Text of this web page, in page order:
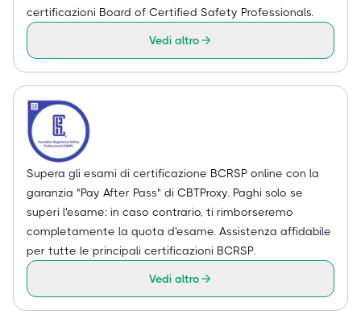
certificazioni Board of Certified Safety Professionals.
Vedi altro
Supera gli esami di certificazione BCRSP online con la
garanzia "Pay After Pass" di CBTProxy. Paghi solo se
superi l'esame: in caso contrario, ti rimborseremo
completamente la quota d'esame. Assistenza affidabile
per tutte le principali certificazioni BCRSP.
Vedi altro